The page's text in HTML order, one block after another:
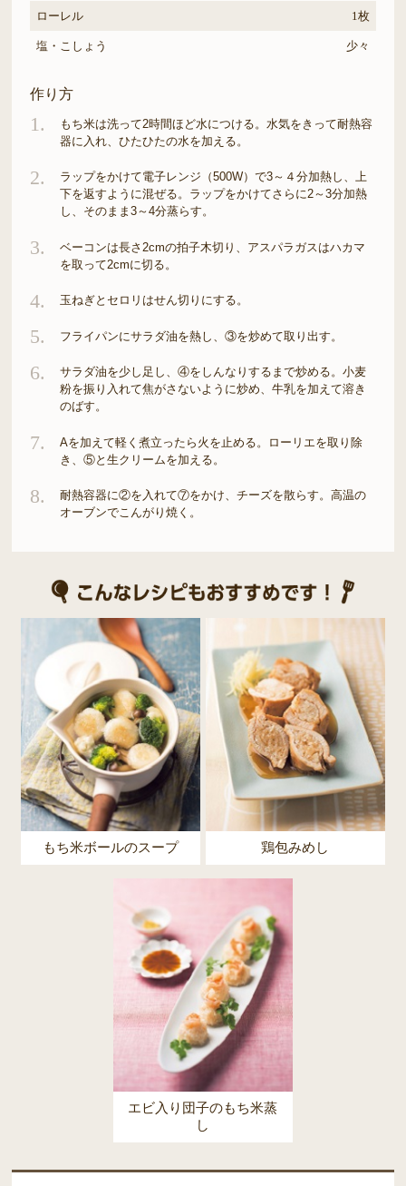
ローレル 1枚
塩・こしょう 少々
作り方
1.
もち米は洗って2時間ほど水につける。水気をきって耐熱容
器に入れ、ひたひたの水を加える。
2.
ラップをかけて電子レンジ（500W）で3～４分加熱し、上
下を返すように混ぜる。ラップをかけてさらに2～3分加熱
し、そのまま3～4分蒸らす。
3.
ベーコンは長さ2cmの拍子木切り、アスパラガスはハカマ
を取って2cmに切る。
4. 玉ねぎとセロリはせん切りにする。
5. フライパンにサラダ油を熱し、③を炒めて取り出す。
6.
サラダ油を少し足し、④をしんなりするまで炒める。小麦
粉を振り入れて焦がさないように炒め、牛乳を加えて溶き
のばす。
7.
Aを加えて軽く煮立ったら火を止める。ローリエを取り除
き、⑤と生クリームを加える。
8.
耐熱容器に②を入れて⑦をかけ、チーズを散らす。高温の
オーブンでこんがり焼く。
もち米ボールのスープ 鶏包みめし
エビ入り団子のもち米蒸
し